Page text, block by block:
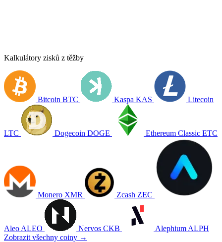
Kalkulátory zisků z těžby
Bitcoin BTC Kaspa KAS Litecoin
LTC Dogecoin DOGE Ethereum Classic ETC
Monero XMR Zcash ZEC
Aleo ALEO Nervos CKB Alephium ALPH
Zobrazit všechny coiny →